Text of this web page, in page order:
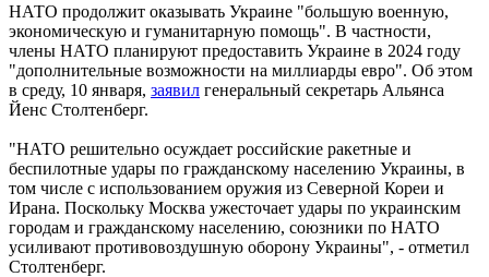
НАТО продолжит оказывать Украине "большую военную,
экономическую и гуманитарную помощь". В частности,
члены НАТО планируют предоставить Украине в 2024 году
"дополнительные возможности на миллиарды евро". Об этом
в среду, 10 января, заявил генеральный секретарь Альянса
Йенс Столтенберг.
"НАТО решительно осуждает российские ракетные и
беспилотные удары по гражданскому населению Украины, в
том числе с использованием оружия из Северной Кореи и
Ирана. Поскольку Москва ужесточает удары по украинским
городам и гражданскому населению, союзники по НАТО
усиливают противовоздушную оборону Украины", - отметил
Столтенберг.